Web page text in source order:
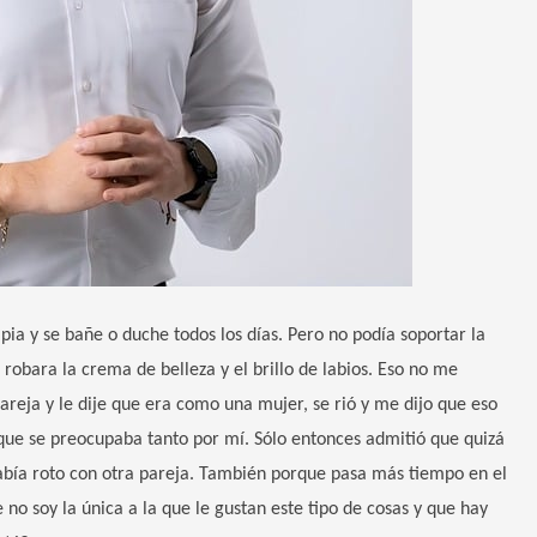
y se bañe o duche todos los días. Pero no podía soportar la
la crema de belleza y el brillo de labios. Eso no me
y le dije que era como una mujer, se rió y me dijo que eso
se preocupaba tanto por mí. Sólo entonces admitió que quizá
roto con otra pareja. También porque pasa más tiempo en el
soy la única a la que le gustan este tipo de cosas y que hay